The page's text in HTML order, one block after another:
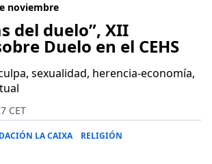
noviembre
del duelo”, XII
Duelo en el CEHS
sexualidad, herencia-economía,
CET
LA CAIXA RELIGIÓN